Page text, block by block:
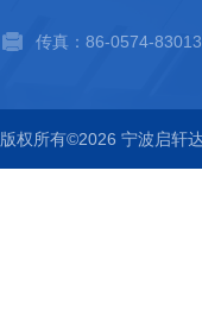
传真：86-0574-
版权所有©2026 宁波启轩